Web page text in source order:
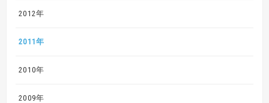
2012年
2011年
2010年
2009年